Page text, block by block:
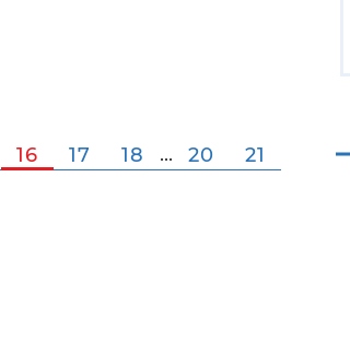
16 17 18 ... 20 21